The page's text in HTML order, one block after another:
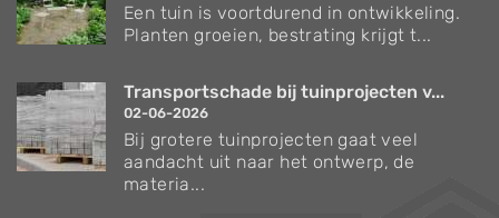
Een tuin is voortdurend in ontwikkeling.
Planten groeien, bestrating krijgt t...
Transportschade bij tuinprojecten v...
02-06-2026
Bij grotere tuinprojecten gaat veel
aandacht uit naar het ontwerp, de
materia...